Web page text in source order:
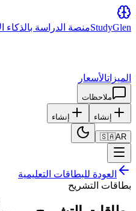
StudyGlen منصة الدراسة بالذكاء
الميزاتالأسعار
ملاحظات
إنشاء إنشاء
🇸🇦AR
العودة للبطاقات التعليمية
بطاقات التشريح